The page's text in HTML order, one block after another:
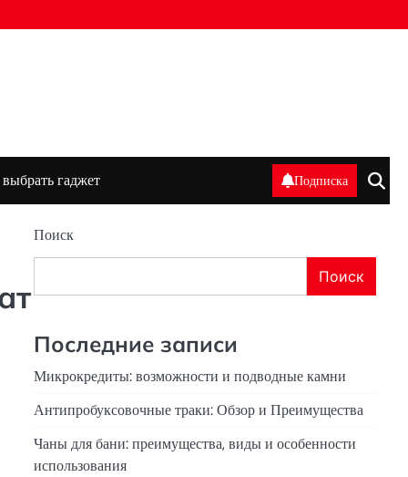
гаджет Подписка
Поиск
Поиск
Последние записи
Микрокредиты: возможности и подводные камни
Антипробуксовочные траки: Обзор и Преимущества
Чаны для бани: преимущества, виды и особенности
использования